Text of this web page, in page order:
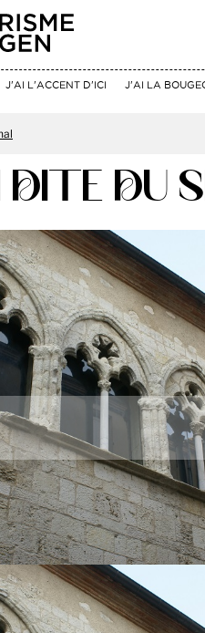
J'AI L'ACCENT D'ICI J'AI LA
DITE DU